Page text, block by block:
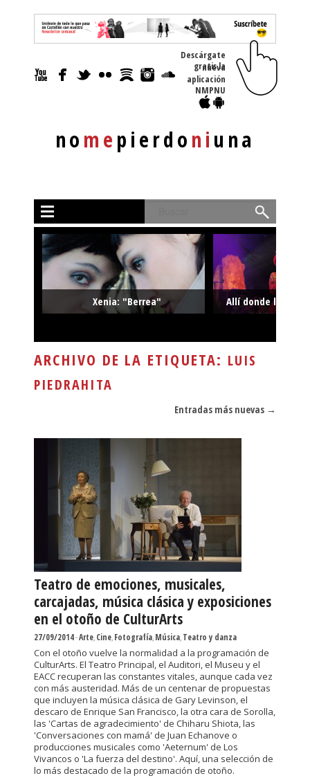
nomepierdoniuna
Descárgate
gratis la nueva
aplicación
NMPNU
Xenia: "Berrea" Allí donde la
ARCHIVO DE LA ETIQUETA: LUIS
PIEDRAHITA
Entradas más nuevas →
Teatro de emociones, musicales,
carcajadas, música clásica y exposiciones
en el otoño de CulturArts
27/09/2014-Arte,Cine,Fotografía,Música,Teatro y danza
Con el otoño vuelve la normalidad a la programación de
CulturArts. El Teatro Principal, el Auditori, el Museu y el
EACC recuperan las constantes vitales, aunque cada vez
con más austeridad. Más de un centenar de propuestas
que incluyen la música clásica de Gary Levinson, el
descaro de Enrique San Francisco, la otra cara de Sorolla,
las 'Cartas de agradecimiento' de Chiharu Shiota, las
'Conversaciones con mamá' de Juan Echanove o
producciones musicales como 'Aeternum' de Los
Vivancos o 'La fuerza del destino'. Aquí, una selección de
lo más destacado de la programación de otoño.